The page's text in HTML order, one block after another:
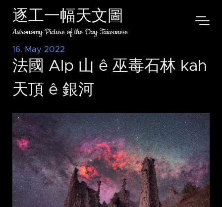
逐工一幅天文圖
Astronomy Picture of the Day Taiwanese
16. May 2022
法國 Alp 山 ê 巫毒石林 kah
天頂 ê 銀河